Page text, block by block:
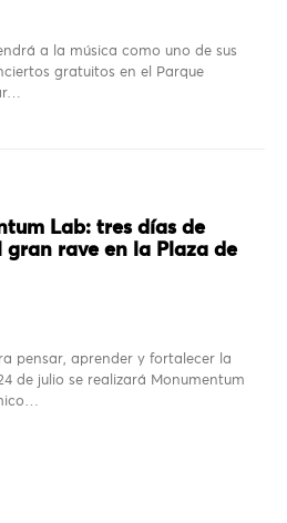
a la música como uno de sus
gratuitos en el Parque
Lab: tres días de
rave en la Plaza de
pensar, aprender y fortalecer la
de julio se realizará Monumentum